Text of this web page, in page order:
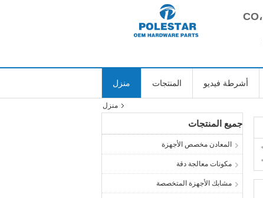
منزل المنتجات أشرطة فيديو
منزل
جميع المنتجات
المعادن مخصص الأجهزة
مكونات معالجة دقة
مشابك الأجهزة المتخصصة